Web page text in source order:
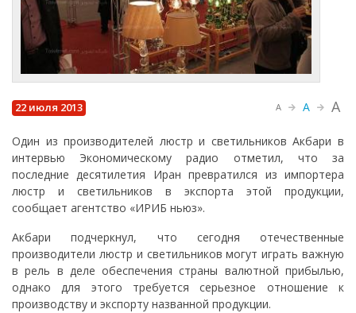
22 июля 2013 A A A
Один из производителей люстр и светильников Акбари в
интервью Экономическому радио отметил, что за
последние десятилетия Иран превратился из импортера
люстр и светильников в экспорта этой продукции,
сообщает агентство «ИРИБ ньюз».
Акбари подчеркнул, что сегодня отечественные
производители люстр и светильников могут играть важную
в рель в деле обеспечения страны валютной прибылью,
однако для этого требуется серьезное отношение к
производству и экспорту названной продукции.